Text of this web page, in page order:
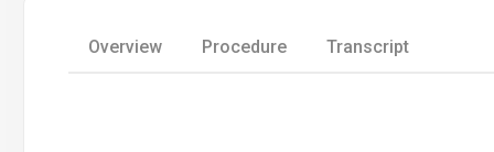
Overview Procedure Transcript